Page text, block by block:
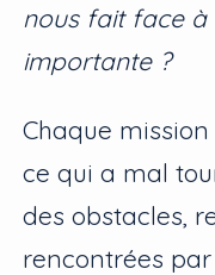
nous fait face à
importante ?
Chaque
ce qui a mal
des obstacles,
rencontrées